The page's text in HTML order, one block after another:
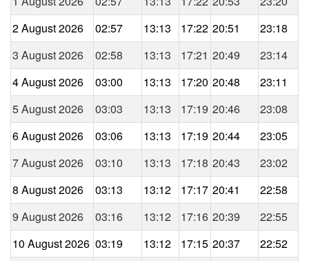
2 August 2026
02:57 13:13 17:22 20:51
23:18
3 August 2026
02:58 13:13 17:21 20:49
23:14
4 August 2026
03:00 13:13 17:20 20:48
23:11
5 August 2026
03:03 13:13 17:19 20:46
23:08
6 August 2026
03:06 13:13 17:19 20:44
23:05
7 August 2026
03:10 13:13 17:18 20:43
23:02
8 August 2026
03:13 13:12 17:17 20:41
22:58
9 August 2026
03:16 13:12 17:16 20:39
22:55
10 August 2026 03:19 13:12 17:15 20:37
22:52